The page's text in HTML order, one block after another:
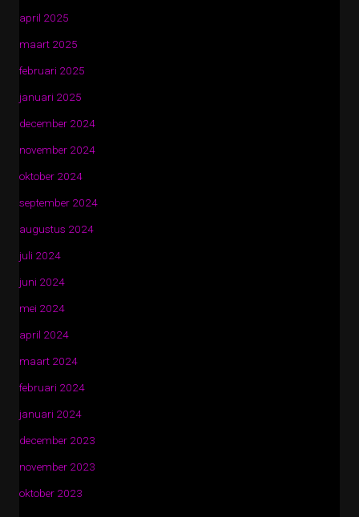
april 2025
maart 2025
februari 2025
januari 2025
december 2024
november 2024
oktober 2024
september 2024
augustus 2024
juli 2024
juni 2024
mei 2024
april 2024
maart 2024
februari 2024
januari 2024
december 2023
november 2023
oktober 2023